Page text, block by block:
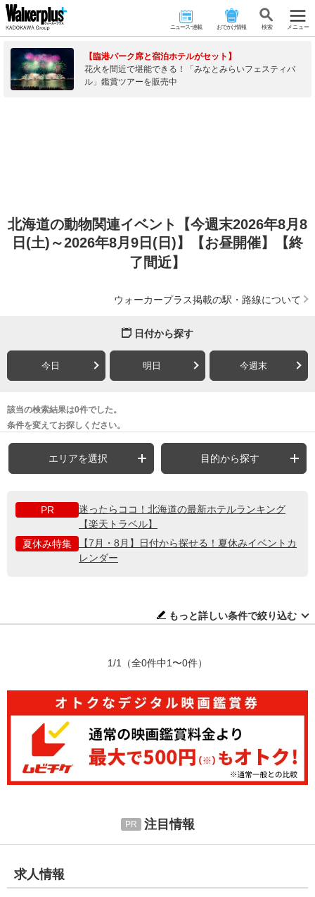
ニュース･連載 おでかけ情報 検 索 メニュー
【臨港パーク席と宿泊ホテルがセット】
花火を間近で堪能できる！「みなとみらいフェスティバ
ル」鑑賞ツアーを販売中
北海道の動物関連イベント【今週末2026年8月8
日(土)～2026年8月9日(日)】【お昼開催】【終
了間近】
ウォーカープラス掲載の駅・路線について
日付から探す
今日 明日 今週末
該当の検索結果は0件でした。
条件を変えてお探しください。
エリアを選択 目的から探す
PR
迷ったらココ！北海道の最新ホテルランキング
【楽天トラベル】
夏休み特集
【7月・8月】日付から探せる！夏休みイベントカ
レンダー
もっと詳しい条件で絞り込む
1/1 （全0件中1〜0件）
注目情報
求人情報